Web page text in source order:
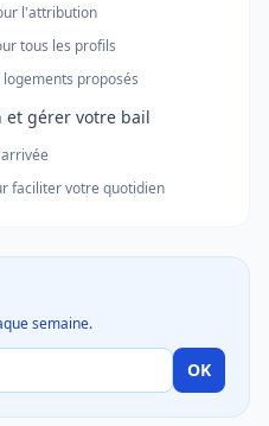
l'attribution
tous les profils
proposés
et gérer votre bail
faciliter votre quotidien
semaine.
OK